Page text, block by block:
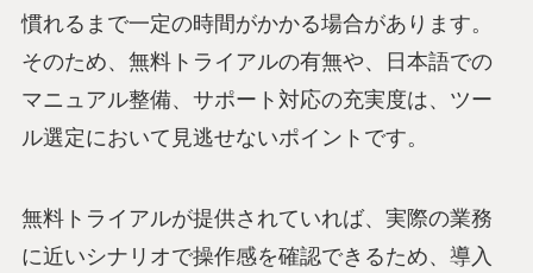
慣れるまで一定の時間がかかる場合があります。
そのため、無料トライアルの有無や、日本語での
マニュアル整備、サポート対応の充実度は、ツー
ル選定において見逃せないポイントです。
無料トライアルが提供されていれば、実際の業務
に近いシナリオで操作感を確認できるため、導入